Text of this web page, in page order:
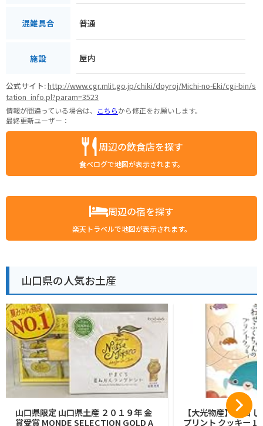
混雑具合 普通
施設 屋内
公式サイト:http://www.cgr.mlit.go.jp/chiki/doyroj/Michi-no-Eki/cgi-bin/s
tation_info.pl?param=3523
情報が間違っている場合は、 こちらから修正をお願いします。
最終更新ユーザー：
周辺の飲食店を探す
食べログで地図が表示されます。
周辺の宿を探す
楽天トラベルで地図が表示されます。
山口県の人気お土産
山口県限定 山口県土産 ２０１９年 金
賞受賞 MONDE SELECTION GOLD A
【大光物産】 山口
プリント クッキー